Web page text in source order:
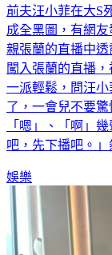
時，不幸感染流
前夫汪小菲在大S
成全黑圖，有網
親張蘭的直播中
闖入張蘭的直播，
一派輕鬆，問汪小
了，一會兒不要
「嗯」、「啊」幾
娛樂